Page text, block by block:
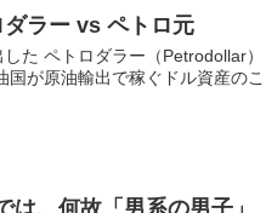
ラー vs ペトロ元
た ペトロダラー（Petrodollar）
が原油輸出で稼ぐドル資産のこ
、何故「男系の男子」